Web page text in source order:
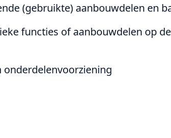
(gebruikte) aanbouwdelen en
functies of aanbouwdelen op
onderdelenvoorziening